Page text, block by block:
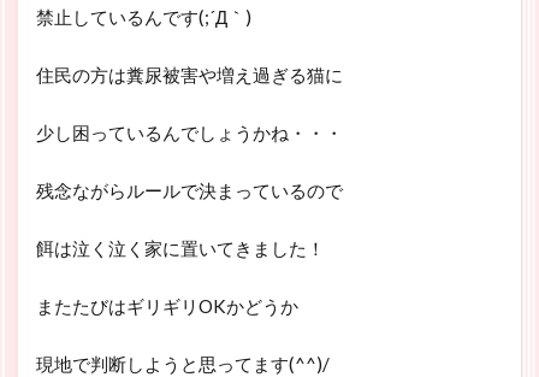
禁止しているんです(;´Д｀)
住民の方は糞尿被害や増え過ぎる猫に
少し困っているんでしょうかね・・・
残念ながらルールで決まっているので
餌は泣く泣く家に置いてきました！
またたびはギリギリOKかどうか
現地で判断しようと思ってます(^^)/